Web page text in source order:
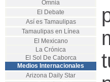
Omnia
El Debate
Así es Tamaulipas
Tamaulipas en Línea
El Mexicano
La Crónica
El Sol De Caborca
Medios Internacionales
Arizona Daily Star